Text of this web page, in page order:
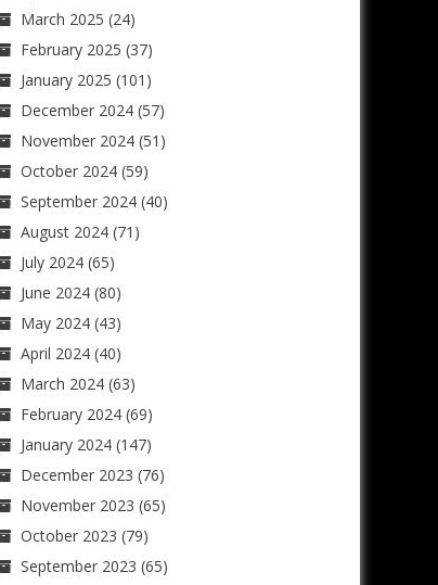
March 2025 (24)
February 2025 (37)
January 2025 (101)
December 2024(57)
November 2024(51)
October 2024(59)
September 2024(40)
August 2024(71)
July 2024(65)
June 2024(80)
May 2024(43)
April 2024(40)
March 2024(63)
February 2024(69)
January 2024(147)
December 2023 (76)
November 2023 (65)
October 2023 (79)
September 2023 (65)